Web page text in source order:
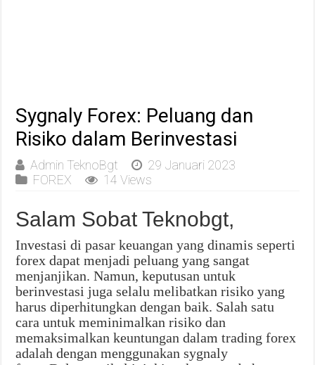
Sygnaly Forex: Peluang dan
Risiko dalam Berinvestasi
Admin TeknoBgt
29 Januari 2023
FOREX
14 Views
Salam Sobat Teknobgt,
Investasi di pasar keuangan yang dinamis seperti
forex dapat menjadi peluang yang sangat
menjanjikan. Namun, keputusan untuk
berinvestasi juga selalu melibatkan risiko yang
harus diperhitungkan dengan baik. Salah satu
cara untuk meminimalkan risiko dan
memaksimalkan keuntungan dalam trading forex
adalah dengan menggunakan sygnaly